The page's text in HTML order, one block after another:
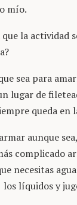
mío.
la actividad
sea para
lugar de
queda en
aunque
complicado
necesitas
líquidos y